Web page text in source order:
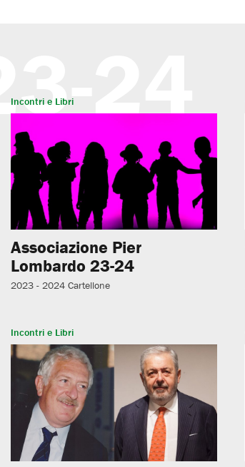
24
Incontri e Libri
Associazione Pier
Lombardo 23-24
2023 - 2024 Cartellone
Incontri e Libri